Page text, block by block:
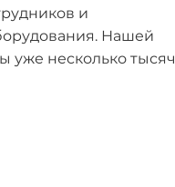
и
Нашей
уже несколько тысяч